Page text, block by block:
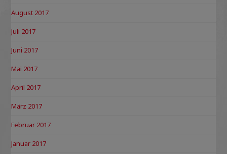
August 2017
Juli 2017
Juni 2017
Mai 2017
April 2017
März 2017
Februar 2017
Januar 2017